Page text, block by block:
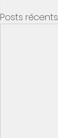
Posts récents